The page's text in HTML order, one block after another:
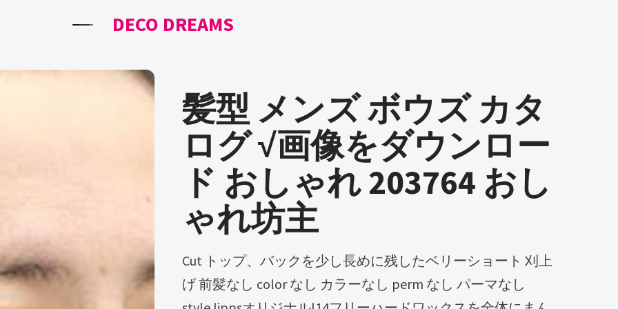
DECO DREAMS
髪型 メンズ ボウズ カタ
ログ √画像をダウンロー
ド おしゃれ 203764 おし
ゃれ坊主
Cut トップ、バックを少し長めに残したベリーショート 刈上
げ 前髪なし color なし カラーなし perm なし パーマなし